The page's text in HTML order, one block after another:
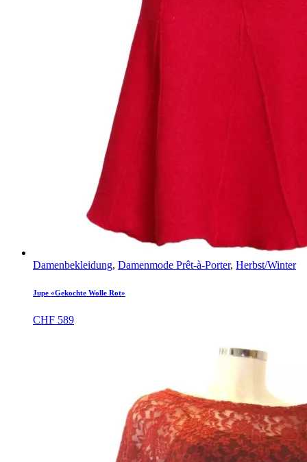
Damenbekleidung, Damenmode Prêt-à-Porter, Herbst/Winter
Jupe «Gekochte Wolle Rot»
CHF 589